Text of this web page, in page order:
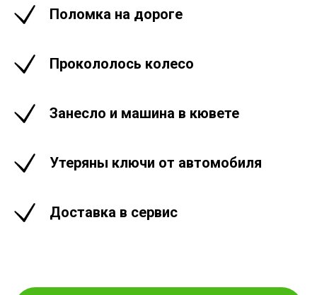
Поломка на дороге
Прокололось колесо
Занесло и машина в кювете
Утеряны ключи от автомобиля
Доставка в сервис